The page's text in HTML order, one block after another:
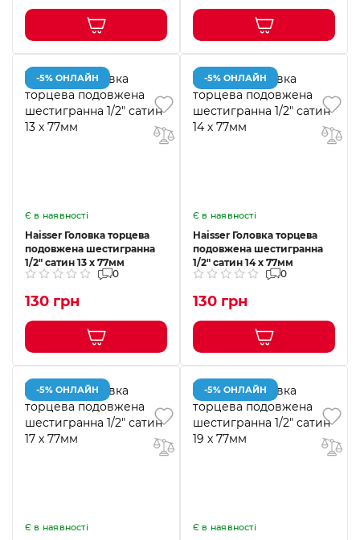
-5% ОНЛАЙН
Є в наявності
Haisser Головка торцева
подовжена шестигранна
1/2" сатин 13 х 77мм
0
130 грн
-5% ОНЛАЙН
Є в наявності
Haisser Головка торцева
подовжена шестигранна
1/2" сатин 14 х 77мм
0
130 грн
-5% ОНЛАЙН
Є в наявності
-5% ОНЛАЙН
Є в наявності